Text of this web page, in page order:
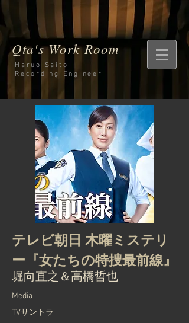
Qta's Work Room
Haruo Saito
Recording Engineer
テレビ朝日 木曜ミステリ
ー『女たちの特捜最前線』
堀向直之＆高橋哲也
Media
TVサントラ